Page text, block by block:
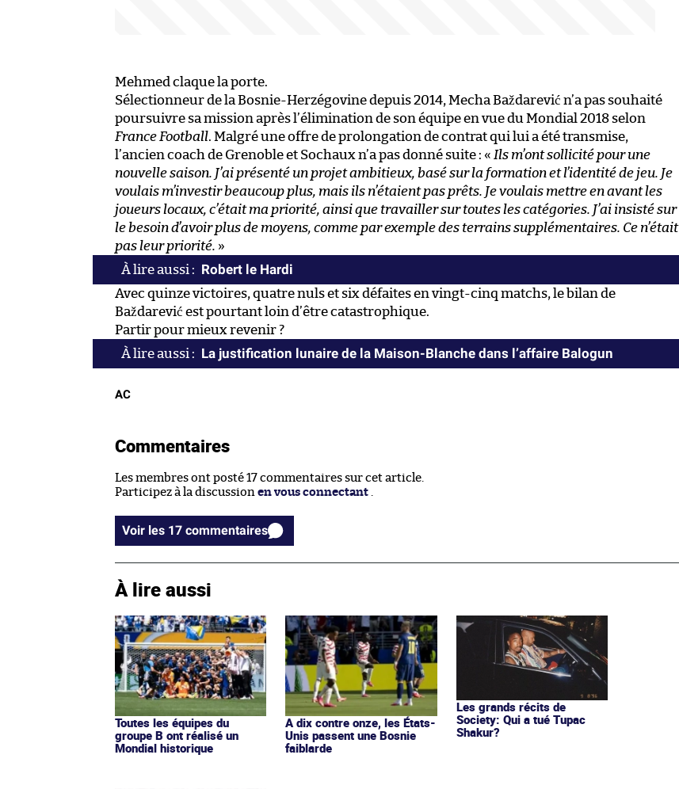
Mehmed claque la porte.
Sélectionneur de la Bosnie-Herzégovine depuis 2014, Mecha Baždarević n’a pas souhaité
poursuivre sa mission après l’élimination de son équipe en vue du Mondial 2018 selon
France Football. Malgré une offre de prolongation de contrat qui lui a été transmise,
l’ancien coach de Grenoble et Sochaux n’a pas donné suite : « Ils m’ont sollicité pour une
nouvelle saison. J’ai présenté un projet ambitieux, basé sur la formation et l’identité de jeu. Je
voulais m’investir beaucoup plus, mais ils n’étaient pas prêts. Je voulais mettre en avant les
joueurs locaux, c’était ma priorité, ainsi que travailler sur toutes les catégories. J’ai insisté sur
le besoin d’avoir plus de moyens, comme par exemple des terrains supplémentaires. Ce n’était
pas leur priorité. »
Robert le Hardi
Avec quinze victoires, quatre nuls et six défaites en vingt-cinq matchs, le bilan de
Baždarević est pourtant loin d’être catastrophique.
Partir pour mieux revenir ?
La justification lunaire de la Maison-Blanche dans l’affaire Balogun
AC
Commentaires
Les membres ont posté 17 commentaires sur cet article.
Participez à la discussion en vous connectant .
Voir les 17 commentaires
À lire aussi
Toutes les équipes du
groupe B ont réalisé un
Mondial historique
A dix contre onze, les États-
Unis passent une Bosnie
faiblarde
Les grands récits de
Society: Qui a tué Tupac
Shakur?